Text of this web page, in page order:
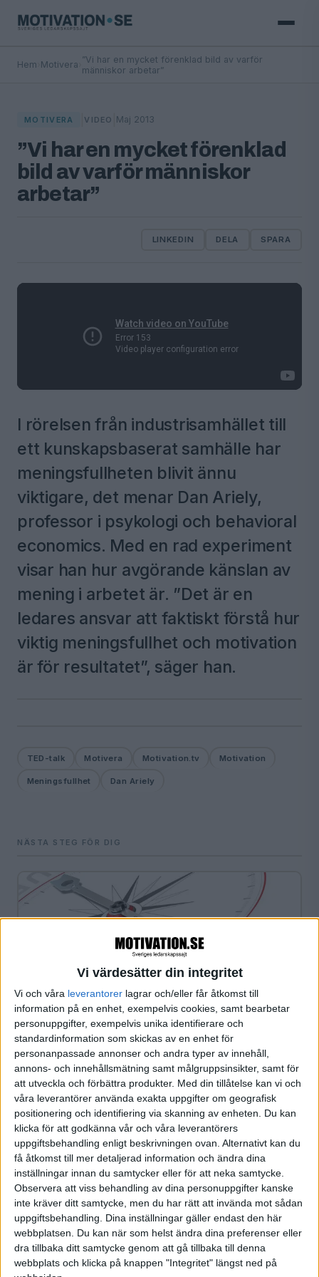
Vi värdesätter din integritet
Vi och våra leverantorer lagrar och/eller får åtkomst till
information på en enhet, exempelvis cookies, samt bearbetar
personuppgifter, exempelvis unika identifierare och
standardinformation som skickas av en enhet för
personanpassade annonser och andra typer av innehåll,
annons- och innehållsmätning samt målgruppsinsikter, samt för
att utveckla och förbättra produkter. Med din tillåtelse kan vi och
våra leverantörer använda exakta uppgifter om geografisk
positionering och identifiering via skanning av enheten. Du kan
klicka för att godkänna vår och våra leverantörers
uppgiftsbehandling enligt beskrivningen ovan. Alternativt kan du
få åtkomst till mer detaljerad information och ändra dina
inställningar innan du samtycker eller för att neka samtycke.
Observera att viss behandling av dina personuppgifter kanske
inte kräver ditt samtycke, men du har rätt att invända mot sådan
uppgiftsbehandling. Dina inställningar gäller endast den här
webbplatsen. Du kan när som helst ändra dina preferenser eller
dra tillbaka ditt samtycke genom att gå tillbaka till denna
webbplats och klicka på knappen "Integritet" längst ned på
Hem Motivera ”Vi har en mycket förenklad bild av varför
människor arbetar”
MOTIVERA VIDEO Maj 2013
”Vi har en mycket förenklad
bild av varför människor
arbetar”
LINKEDIN DELA SPARA
I rörelsen från industrisamhället till
ett kunskapsbaserat samhälle har
meningsfullheten blivit ännu
viktigare, det menar Dan Ariely,
professor i psykologi och behavioral
economics. Med en rad experiment
visar han hur avgörande känslan av
mening i arbetet är. ”Det är en
ledares ansvar att faktiskt förstå hur
viktig meningsfullhet och motivation
är för resultatet”, säger han.
TED-talk Motivera Motivation.tv Motivation
Meningsfullhet Dan Ariely
NÄSTA STEG FÖR DIG
NEXTLVL
Värderingskompassen- Få insikt om dina
drivkrafter i arbetet och i livet
STQM MANAGEMENT
Webbutbildning: Stresshantering – förstå och
förändra